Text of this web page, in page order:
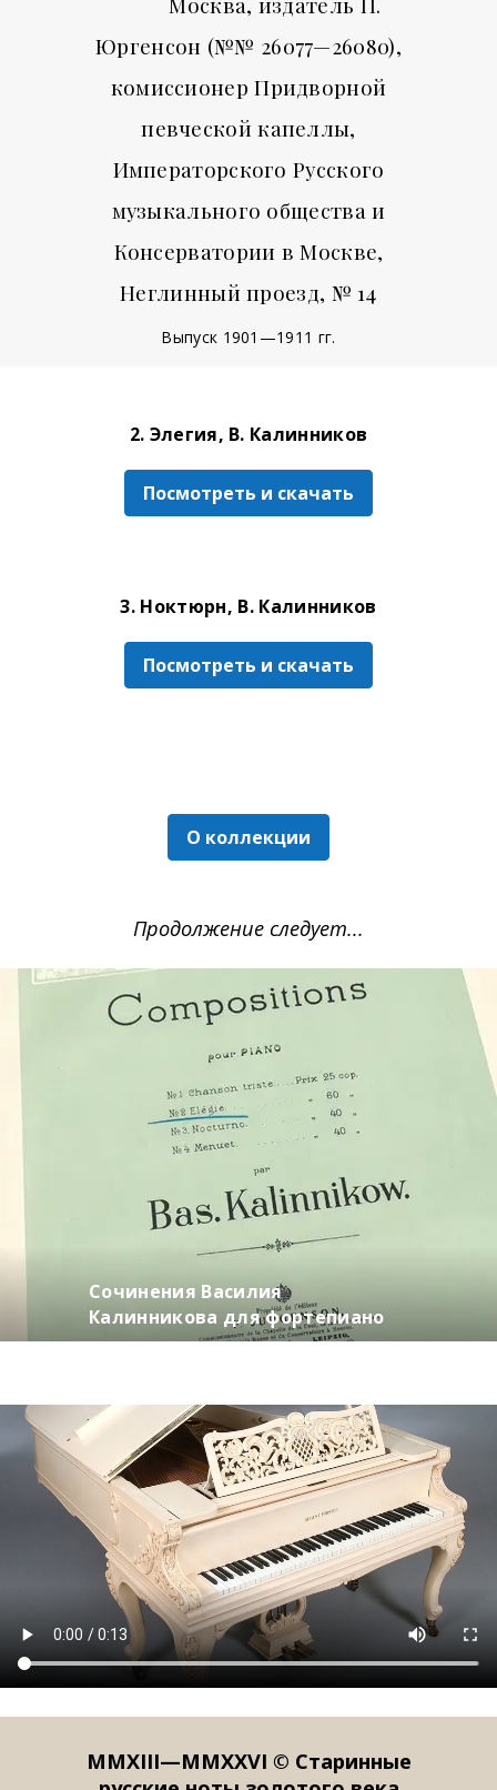
Юргенсон (№№ 26077—26080),
комиссионер Придворной
певческой капеллы,
Императорского Русского
музыкального общества и
Консерватории в Москве,
Неглинный проезд, № 14
Выпуск 1901—1911 гг.
2. Элегия, В. Калинников
Посмотреть и скачать
3. Ноктюрн, В. Калинников
Посмотреть и скачать
О коллекции
Продолжение следует...
Сочинения Василия
Калинникова для фортепиано
MMXIII—MMXXVI © Старинные